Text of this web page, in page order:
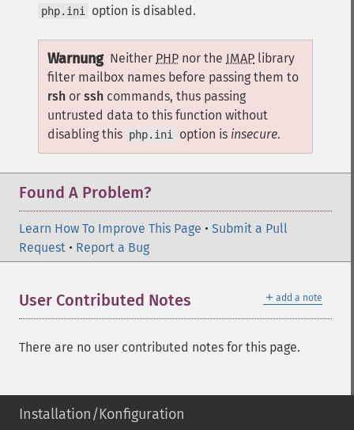
php.ini option is disabled.
Warnung Neither PHP nor the IMAP library
filter mailbox names before passing them to
rsh or ssh commands, thus passing
untrusted data to this function without
disabling this php.ini option is insecure.
Found A Problem?
Learn How To Improve This Page • Submit a Pull
Request • Report a Bug
＋ add a note
User Contributed Notes
There are no user contributed notes for this page.
Installation/Konfiguration